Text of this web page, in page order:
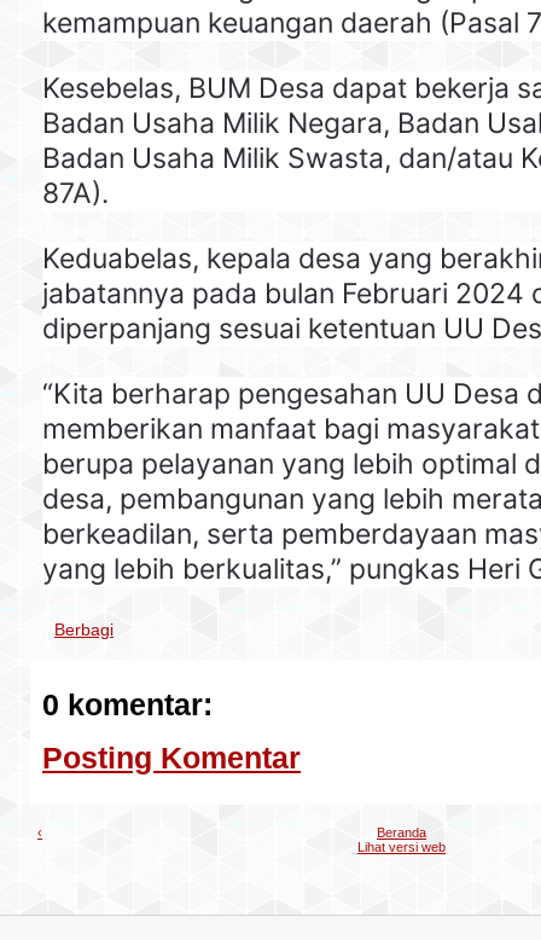
kemampuan keuangan daerah (Pasal
Kesebelas, BUM Desa dapat bekerja
Badan Usaha Milik Negara, Badan
Badan Usaha Milik Swasta, dan/atau
87A).
Keduabelas, kepala desa yang
jabatannya pada bulan Februari 2024
diperpanjang sesuai ketentuan UU
“Kita berharap pengesahan UU Desa
memberikan manfaat bagi
berupa pelayanan yang lebih optimal
desa, pembangunan yang lebih
berkeadilan, serta pemberdayaan
yang lebih berkualitas,” pungkas Heri
Berbagi
0 komentar:
Posting Komentar
‹
Beranda
Lihat versi web